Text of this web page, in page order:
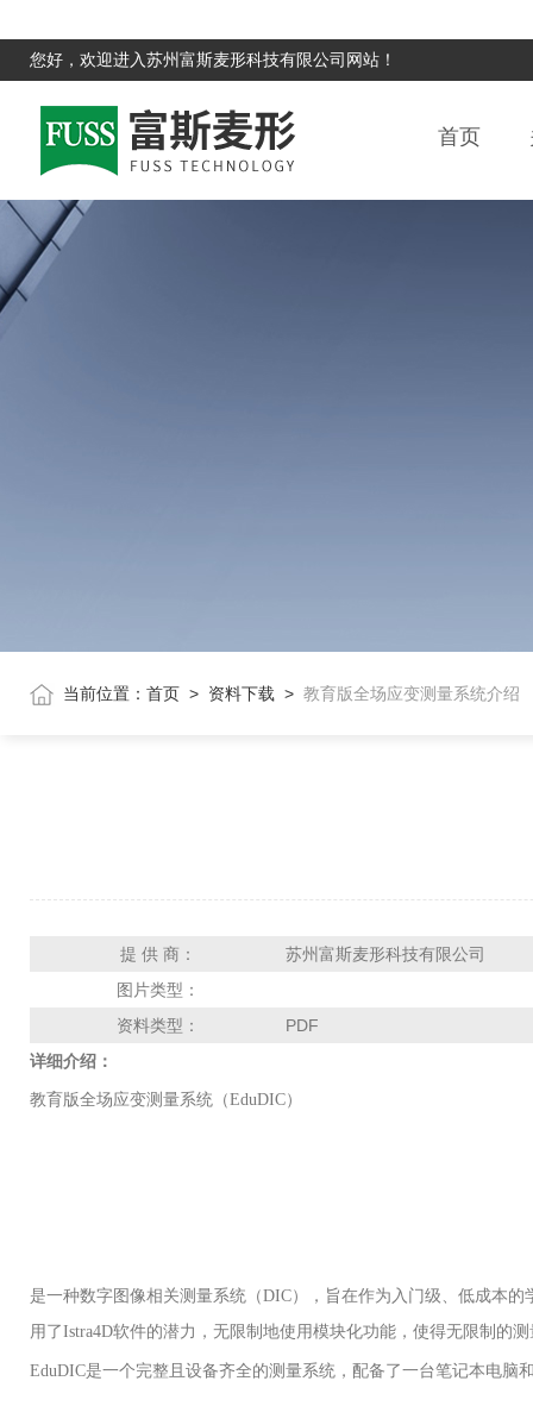
您好，欢迎进入苏州富斯麦形科技有限公司网站！
首页
当前位置： 首页 > 资料下载 > 教育版全场应变测量系统介绍
提 供 商：
苏州富斯麦形科技有限公司
图片类型：
资料类型：
PDF
详细介绍：
教育版全场应变测量系统（EduDIC）
是一种数字图像相关测量系统（DIC），旨在作为入门级、低成本
用了Istra4D软件的潜力，无限制地使用模块化功能，使得无限制的
EduDIC是一个完整且设备齐全的测量系统，配备了一台笔记本电脑